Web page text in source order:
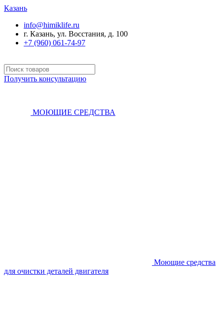
Казань
info@himiklife.ru
г. Казань, ул. Восстания, д. 100
+7 (960) 061-74-97
Получить консультацию
МОЮЩИЕ СРЕДСТВА
Моющие средства
для очистки деталей двигателя